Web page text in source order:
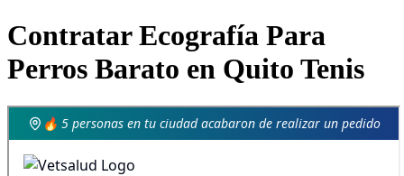
Contratar Ecografía Para
Perros Barato en Quito Tenis